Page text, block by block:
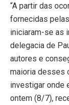
“A partir das
fornecidas
iniciaram-se as
delegacia de
autores e
maioria desses
investigar onde
ontem (8/7),